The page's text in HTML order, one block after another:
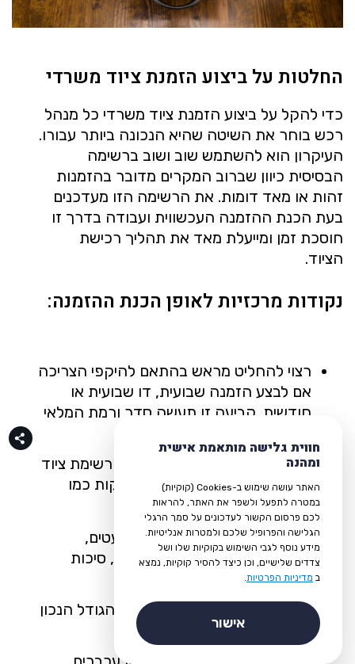
החלטות על ביצוע הזמנת ציוד משרדי
כדי להקל על ביצוע הזמנת ציוד משרדי כל מנהל
רכש בוחר את השיטה שהיא הנכונה ביותר עבורו.
העיקרון הוא להשתמש שוב ושוב ברשימה
הבסיסית כיוון שברוב המקרים מדובר בהזמנות
זהות או מאד דומות. את הרשימה הזו מעדכנים
בעת הכנת ההזמנה העכשווית ועבודה בדרך זו
חוסכת זמן ומייעלת מאד את תהליך רכישת
הציוד.
נקודות מרכזיות לאופן הכנת ההזמנה:
רצוי להחליט מראש בהתאם להיקפי הצריכה
אם לבצע הזמנה שבועית, דו שבועית או
חודשית. קביעה זו תעשה סדר ורמת המלאי
בהתאם לכמות העובדים מכינים רשימת ציוד
משרדי שהיא מחולקת לפי מחלקות כמו
לדוגמה:
ציוד משרדי כמו עפרונות, עטים,
מהדקים, סרגלים, נייר דבק, סיכות
לשדכן ועוד.
לוחות תכנון מחיקים על פי הגודל הנכון
לכל חדר ישיבות.
חווית גלישה מותאמת אישית
ומהנה
האתר עושה שימוש ב-Cookies (קוקיות)
במטרה לתפעל ולשפר את האתר, להראות
לכם פרסום הקשור לעדכונים על סמך הרגלי
הגלישה והפרופיל שלכם ולמטרות אנליטיות.
מידע נוסף לגבי השימוש בקוקיות שלו ושל
צדדים שלישיים, וכן כיצד להסיר קוקיות, נמצא
ב מדיניות הפרטיות.
אישור